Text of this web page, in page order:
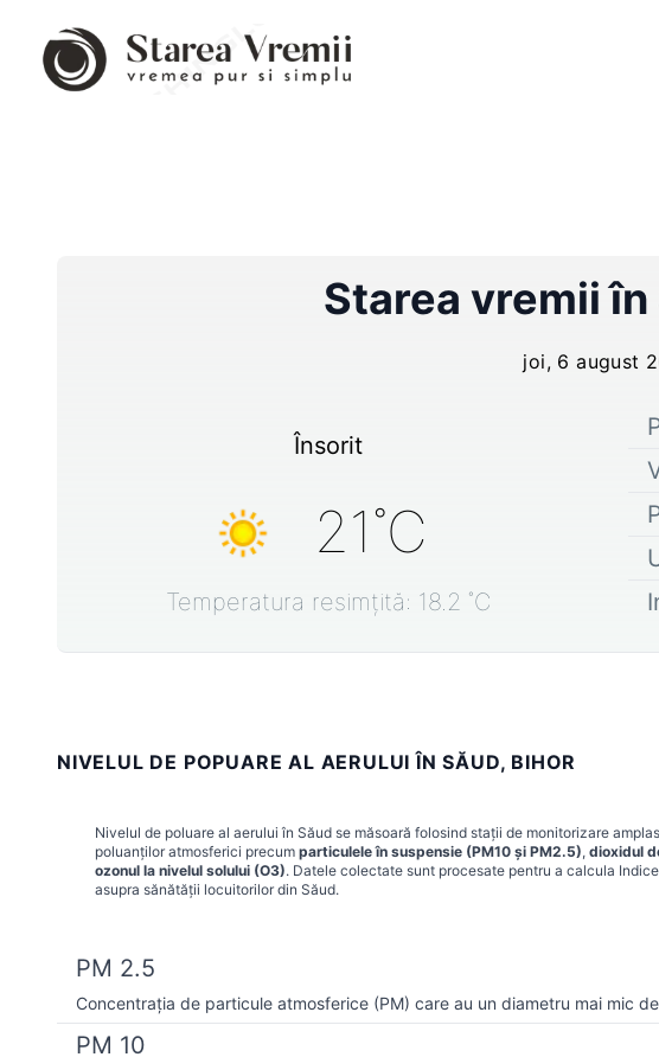
Starea vremii în
joi, 6 august
Însorit
21˚C
Temperatura resimțită: 18.2 ˚C
NIVELUL DE POPUARE AL AERULUI ÎN SĂUD, BIHOR
Nivelul de poluare al aerului în Săud se măsoară folosind stații de monitorizare
poluanților atmosferici precum particulele în suspensie (PM10 și PM2.5), dioxidul
ozonul la nivelul solului (O3). Datele colectate sunt procesate pentru a calcula
asupra sănătății locuitorilor din Săud.
PM 2.5
Concentrația de particule atmosferice (PM) care au un diametru mai mic
PM 10